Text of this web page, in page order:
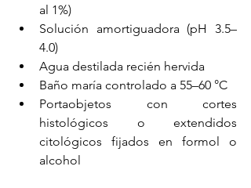
al 1%)
Solución amortiguadora (pH 3.5–
4.0)
Agua destilada recién hervida
Baño maría controlado a 55–60 °C
Portaobjetos con cortes
histológicos o extendidos
citológicos fijados en formol o
alcohol